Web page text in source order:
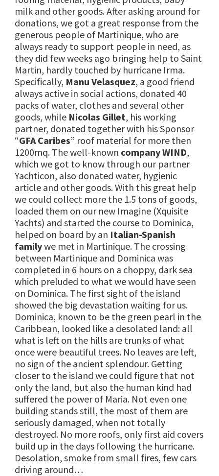
milk and other goods. After asking around for
donations, we got a great response from the
generous people of Martinique, who are
always ready to support people in need, as
they did few weeks ago bringing help to Saint
Martin, hardly touched by hurricane Irma.
Specifically, Manu Velasquez, a good friend
always active in social actions, donated 40
packs of water, clothes and several other
goods, while Nicolas Gillet, his working
partner, donated together with his Sponsor
“GFA Caribes” roof material for more then
1200mq. The well-known company WIND,
which we got to know through our partner
Yachticon, also donated water, hygienic
article and other goods. With this great help
we could collect more the 1.5 tons of goods,
loaded them on our new Imagine (Xquisite
Yachts) and started the course to Dominica,
helped on board by an Italian-Spanish
familywe met in Martinique. The crossing
between Martinique and Dominica was
completed in 6 hours on a choppy, dark sea
which preluded to what we would have seen
on Dominica. The first sight of the island
showed the big devastation waiting for us.
Dominica, known to be the green pearl in the
Caribbean, looked like a desolated land: all
what is left on the hills are trunks of what
once were beautiful trees. No leaves are left,
no sign of the ancient splendour. Getting
closer to the island we could figure that not
only the land, but also the human kind had
suffered the power of Maria. Not even one
building stands still, the most of them are
seriously damaged, when not totally
destroyed. No more roofs, only first aid covers
build up in the days following the hurricane.
Desolation, smoke from small fires, few cars
driving around…